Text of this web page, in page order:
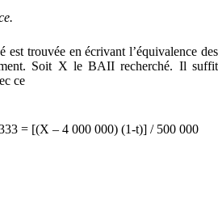
trouvée en écrivant l’équivalence des
Soit X le BAII recherché. Il suffit
ce
= [(X – 4 000 000) (1-t)] / 500 000